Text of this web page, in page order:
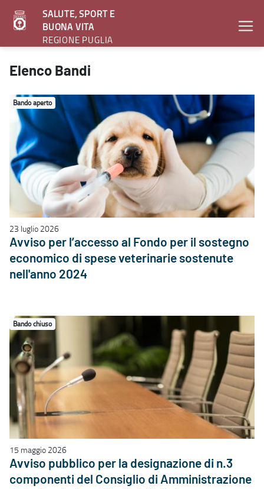
SALUTE, SPORT E
BUONA VITA
REGIONE PUGLIA
Elenco Bandi
Bando aperto
23 luglio 2026
Avviso per l’accesso al Fondo per il sostegno
economico di spese veterinarie sostenute
nell'anno 2024
Bando chiuso
15 maggio 2026
Avviso pubblico per la designazione di n.3
componenti del Consiglio di Amministrazione